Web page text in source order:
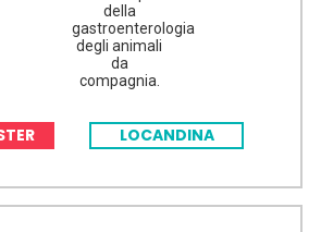
della
gastroenterologia
degli animali
da
compagnia.
LOCANDINA